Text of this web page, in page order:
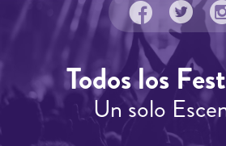
Todos los
Un solo